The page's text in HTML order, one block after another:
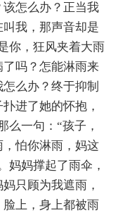
怎么办？正当我
我，那声音却是
你，狂风夹着大雨
吗？怎能淋雨来
么办？终于抑制
进了她的怀抱，
么一句：“孩子，
怕你淋雨，妈这
妈妈撑起了雨伞，
只顾为我遮雨，
上，身上都被雨